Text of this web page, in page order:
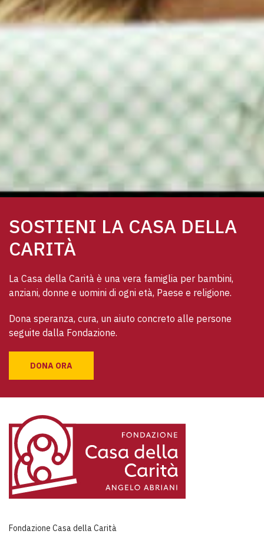
SOSTIENI LA CASA DELLA
CARITÀ
La Casa della Carità è una vera famiglia per bambini,
anziani, donne e uomini di ogni età, Paese e religione.
Dona speranza, cura, un aiuto concreto alle persone
seguite dalla Fondazione.
DONA ORA
Fondazione Casa della Carità